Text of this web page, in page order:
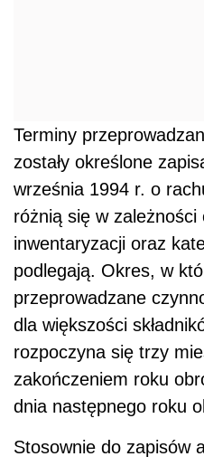
Terminy
zostały określone
września 1994 r. o
różnią się w
inwentaryzacji oraz
podlegają. Okres, w
przeprowadzane
dla większości
rozpoczyna się trzy
zakończeniem roku
dnia następnego roku
Stosownie do zapisów